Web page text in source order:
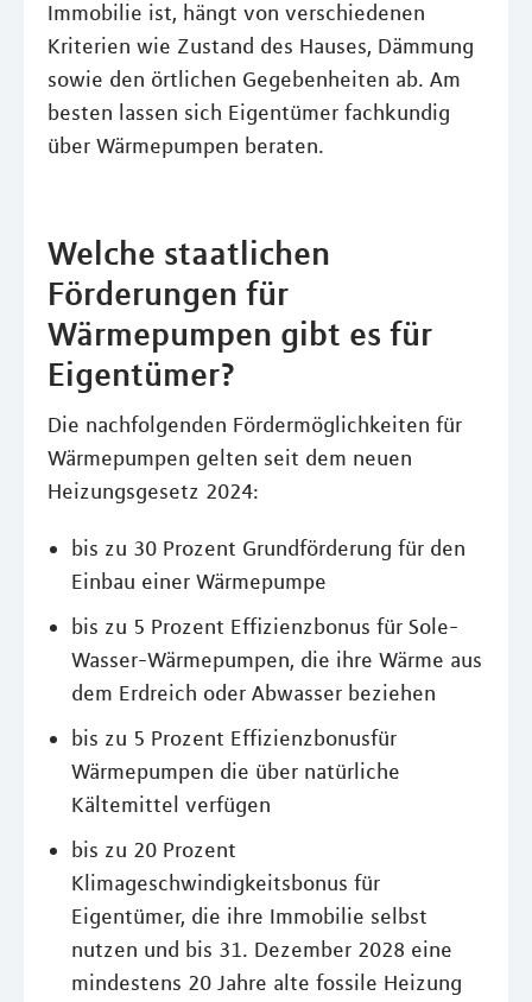
Immobilie ist, hängt von verschiedenen
Kriterien wie Zustand des Hauses, Dämmung
sowie den örtlichen Gegebenheiten ab. Am
besten lassen sich Eigentümer fachkundig
über Wärmepumpen beraten.
Welche staatlichen
Förderungen für
Wärmepumpen gibt es für
Eigentümer?
Die nachfolgenden Fördermöglichkeiten für
Wärmepumpen gelten seit dem neuen
Heizungsgesetz 2024:
bis zu 30 Prozent Grundförderung für den
Einbau einer Wärmepumpe
bis zu 5 Prozent Effizienzbonus für Sole-
Wasser-Wärmepumpen, die ihre Wärme aus
dem Erdreich oder Abwasser beziehen
bis zu 5 Prozent Effizienzbonusfür
Wärmepumpen die über natürliche
Kältemittel verfügen
bis zu 20 Prozent
Klimageschwindigkeitsbonus für
Eigentümer, die ihre Immobilie selbst
nutzen und bis 31. Dezember 2028 eine
mindestens 20 Jahre alte fossile Heizung